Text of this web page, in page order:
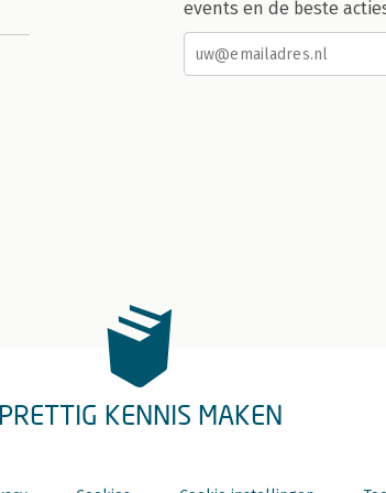
events en de beste
PRETTIG KENNIS MAKEN